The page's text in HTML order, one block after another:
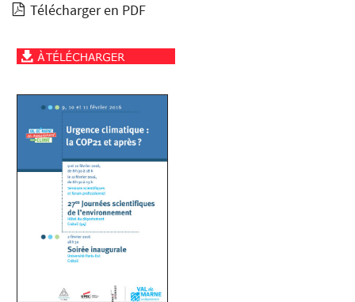
Télécharger en PDF